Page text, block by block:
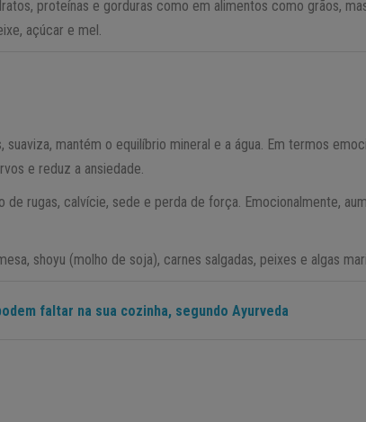
proteínas e gorduras como em alimentos como grãos,
açúcar e mel.
suaviza, mantém o equilíbrio mineral e a água. Em termos
e reduz a ansiedade.
de rugas, calvície, sede e perda de força. Emocionalmente,
shoyu (molho de soja), carnes salgadas, peixes e algas
faltar na sua cozinha, segundo Ayurveda